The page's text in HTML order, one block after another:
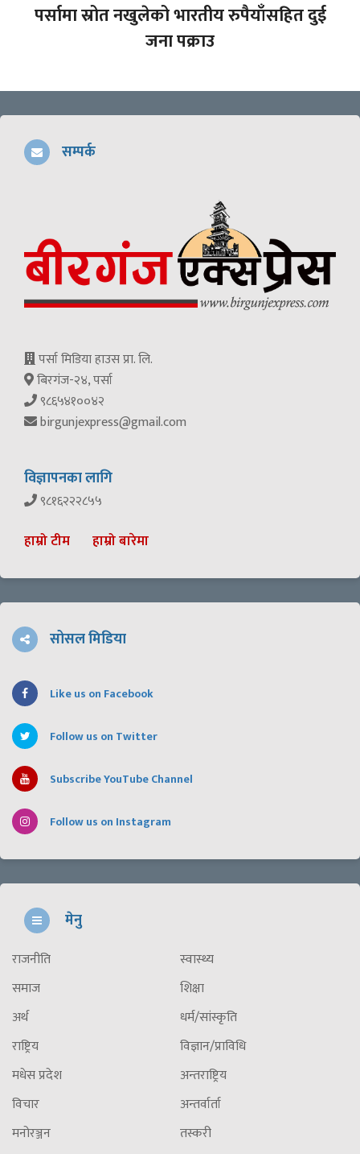
पर्सामा स्रोत नखुलेको भारतीय रुपैयाँसहित दुई
जना पक्राउ
सम्पर्क
पर्सा मिडिया हाउस प्रा. लि.
बिरगंज-२४, पर्सा
९८६५४१००४२
birgunjexpress@gmail.com
विज्ञापनका लागि
९८१६२२२८५५
हाम्रो टीम हाम्रो बारेमा
सोसल मिडिया
Like us on Facebook
Follow us on Twitter
Subscribe YouTube Channel
Follow us on Instagram
मेनु
राजनीति
समाज
अर्थ
राष्ट्रिय
मधेस प्रदेश
विचार
मनोरञ्जन
स्वास्थ्य
शिक्षा
धर्म/सांस्कृति
विज्ञान/प्राविधि
अन्तराष्ट्रिय
अन्तर्वार्ता
तस्करी